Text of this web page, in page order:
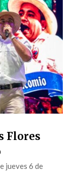
Flores
jueves 6 de